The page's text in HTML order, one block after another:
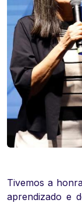
Tivemos a
aprendizado e